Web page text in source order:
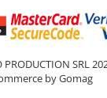
SRL
by Gomag